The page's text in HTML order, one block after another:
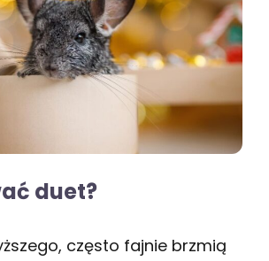
duet?
często fajnie brzmią